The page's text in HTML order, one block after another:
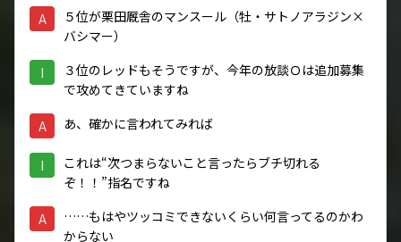
A
５位が栗田厩舎のマンスール（牡・サトノアラジン×
バシマー）
I
３位のレッドもそうですが、今年の放談Ｏは追加募集
で攻めてきていますね
A あ、確かに言われてみれば
I
これは“次つまらないこと言ったらブチ切れる
ぞ！！”指名ですね
A
……もはやツッコミできないくらい何言ってるのかわ
からない